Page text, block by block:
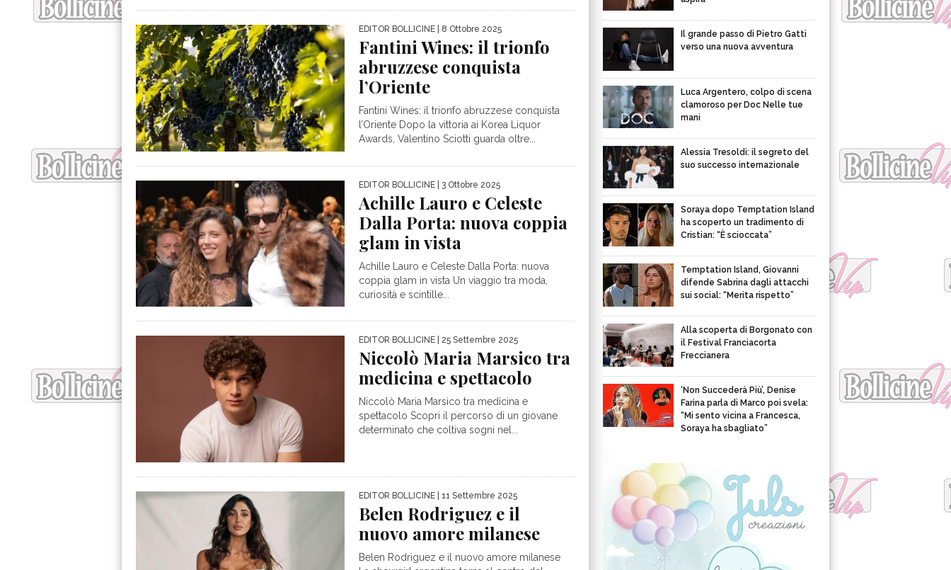
EDITOR BOLLICINE | 8 Ottobre 2025
Fantini Wines: il trionfo
abruzzese conquista
l’Oriente
Fantini Wines: il trionfo abruzzese conquista
l’Oriente Dopo la vittoria ai Korea Liquor
Awards, Valentino Sciotti guarda oltre...
EDITOR BOLLICINE | 3 Ottobre 2025
Achille Lauro e Celeste
Dalla Porta: nuova coppia
glam in vista
Achille Lauro e Celeste Dalla Porta: nuova
coppia glam in vista Un viaggio tra moda,
curiosità e scintille...
EDITOR BOLLICINE | 25 Settembre 2025
Niccolò Maria Marsico tra
medicina e spettacolo
Niccolò Maria Marsico tra medicina e
spettacolo Scopri il percorso di un giovane
determinato che coltiva sogni nel...
EDITOR BOLLICINE | 11 Settembre 2025
Belen Rodriguez e il
nuovo amore milanese
Belen Rodriguez e il nuovo amore milanese
Il grande passo di Pietro Gatti
verso una nuova avventura
Luca Argentero, colpo di scena
clamoroso per Doc Nelle tue
mani
Alessia Tresoldi: il segreto del
suo successo internazionale
Soraya dopo Temptation Island
ha scoperto un tradimento di
Cristian: “È scioccata”
Temptation Island, Giovanni
difende Sabrina dagli attacchi
sui social: “Merita rispetto”
Alla scoperta di Borgonato con
il Festival Franciacorta
Freccianera
‘Non Succederà Più’, Denise
Farina parla di Marco poi svela:
“Mi sento vicina a Francesca,
Soraya ha sbagliato”